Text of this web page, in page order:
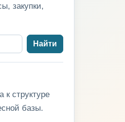
закупки,
Найти
к структуре
базы.